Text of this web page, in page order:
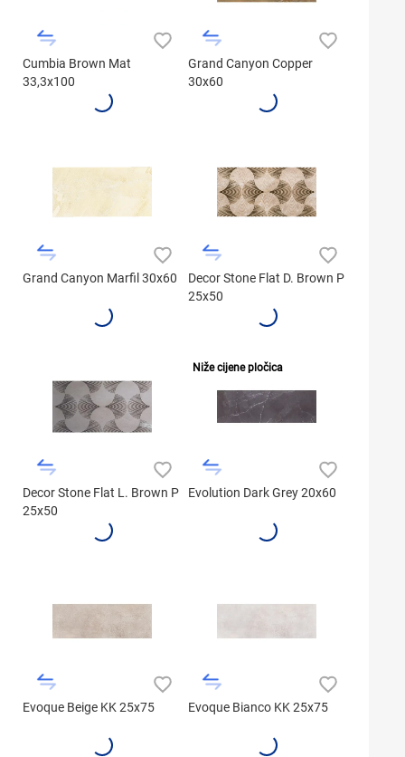
Cumbia Brown Mat
33,3x100
Grand Canyon Copper
30x60
Grand Canyon Marfil 30x60
Decor Stone Flat D. Brown P
25x50
Decor Stone Flat L. Brown P
25x50
Niže cijene pločica
Evolution Dark Grey 20x60
Evoque Beige KK 25x75 Evoque Bianco KK 25x75